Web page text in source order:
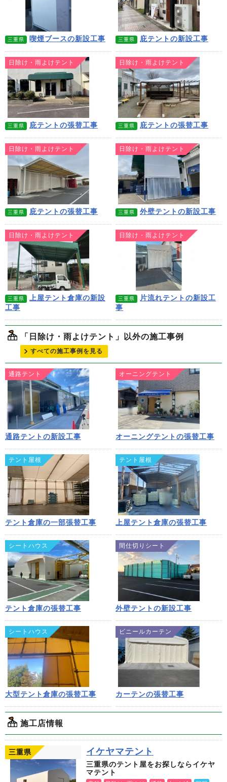
三重県 喫煙ブースの新設工事 三重県 庇テントの新設工事
日除け・雨よけテント
三重県 庇テントの張替工事
日除け・雨よけテント
三重県 庇テントの張替工事
日除け・雨よけテント
三重県 庇テントの張替工事
日除け・雨よけテント
三重県 外壁テントの新設工事
日除け・雨よけテント
三重県
上屋テント倉庫の新設
工事
日除け・雨よけテント
三重県
片流れテントの新設工
事
「日除け・雨よけテント」以外の施工事例
すべての施工事例を見る
通路テント
通路テントの新設工事
オーニングテント
オーニングテントの張替工事
テント屋根
テント倉庫の一部張替工事
テント屋根
上屋テント倉庫の張替工事
シートハウス
テント倉庫の張替工事
間仕切りシート
外壁テントの新設工事
シートハウス
大型テント倉庫の張替工事
ビニールカーテン
カーテンの張替工事
施工店情報
三重県 イケヤマテント
三重県のテント屋をお探しならイケヤ
マテント